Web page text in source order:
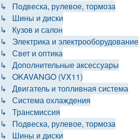
↳ Подвеска, рулевое, тормоза
↳ Шины и диски
↳ Кузов и салон
↳ Электрика и электрооборудование
↳ Свет и оптика
↳ Дополнительные аксессуары
↳ OKAVANGO (VX11)
↳ Двигатель и топливная система
↳ Система охлаждения
↳ Трансмиссия
↳ Подвеска, рулевое, тормоза
↳ Шины и диски